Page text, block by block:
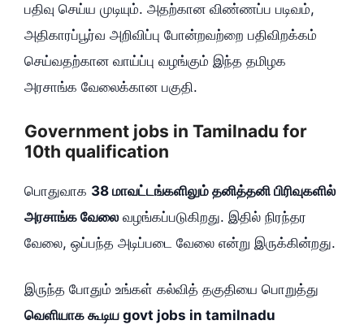
பதிவு செய்ய முடியும். அதற்கான விண்ணப்ப படிவம்,
அதிகாரப்பூர்வ அறிவிப்பு போன்றவற்றை பதிவிறக்கம்
செய்வதற்கான வாய்ப்பு வழங்கும் இந்த தமிழக
அரசாங்க வேலைக்கான பகுதி.
Government jobs in Tamilnadu for
10th qualification
பொதுவாக 38 மாவட்டங்களிலும் தனித்தனி பிரிவுகளில்
அரசாங்க வேலை வழங்கப்படுகிறது. இதில் நிரந்தர
வேலை, ஒப்பந்த அடிப்படை வேலை என்று இருக்கின்றது.
இருந்த போதும் உங்கள் கல்வித் தகுதியை பொறுத்து
வெளியாக கூடிய govt jobs in tamilnadu